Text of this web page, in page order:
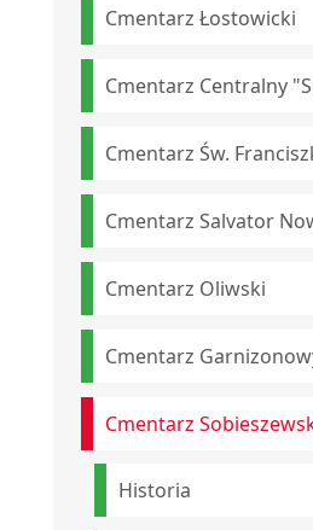
Cmentarz Łostowicki
Cmentarz Centralny
Cmentarz Św.
Cmentarz Salvator
Cmentarz Oliwski
Cmentarz
Cmentarz
Historia